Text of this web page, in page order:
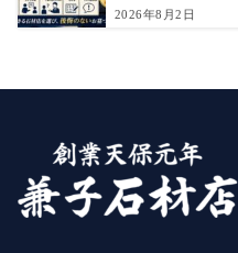
2026年8月2日